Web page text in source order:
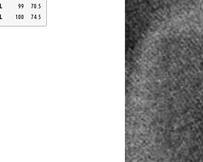
99
70.5
100 74.5